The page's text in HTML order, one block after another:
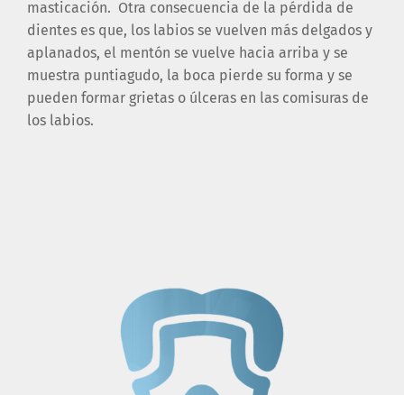
masticación. Otra consecuencia de la pérdida de
dientes es que, los labios se vuelven más delgados y
aplanados, el mentón se vuelve hacia arriba y se
muestra puntiagudo, la boca pierde su forma y se
pueden formar grietas o úlceras en las comisuras de
los labios.